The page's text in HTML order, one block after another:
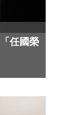
任國榮